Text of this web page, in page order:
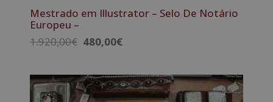
Mestrado em Illustrator – Selo De Notário
Europeu –
1.920,00€
O
era:
1.920,00€.
480,00€O
é:
480,00€.